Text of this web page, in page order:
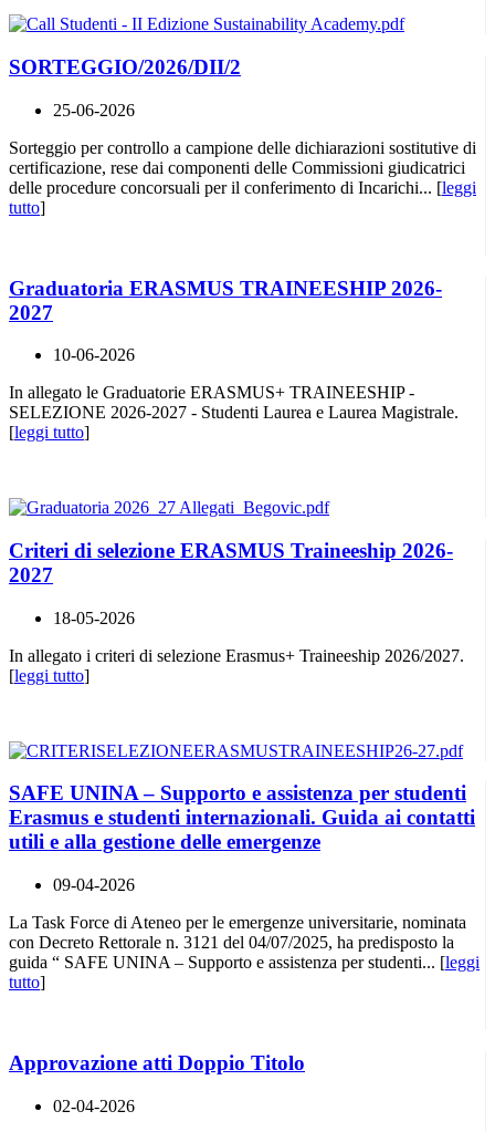
SORTEGGIO/2026/DII/2
25-06-2026
Sorteggio per controllo a campione delle dichiarazioni sostitutive di
certificazione, rese dai componenti delle Commissioni giudicatrici
delle procedure concorsuali per il conferimento di Incarichi... [leggi
tutto]
Graduatoria ERASMUS TRAINEESHIP 2026-
2027
10-06-2026
In allegato le Graduatorie ERASMUS+ TRAINEESHIP -
SELEZIONE 2026-2027 - Studenti Laurea e Laurea Magistrale.
[leggi tutto]
Criteri di selezione ERASMUS Traineeship 2026-
2027
18-05-2026
In allegato i criteri di selezione Erasmus+ Traineeship 2026/2027.
[leggi tutto]
SAFE UNINA – Supporto e assistenza per studenti
Erasmus e studenti internazionali. Guida ai contatti
utili e alla gestione delle emergenze
09-04-2026
La Task Force di Ateneo per le emergenze universitarie, nominata
con Decreto Rettorale n. 3121 del 04/07/2025, ha predisposto la
guida “ SAFE UNINA – Supporto e assistenza per studenti... [leggi
tutto]
Approvazione atti Doppio Titolo
02-04-2026